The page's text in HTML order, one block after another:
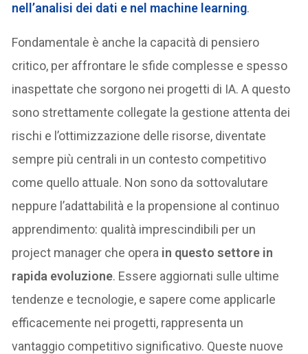
nell’analisi dei dati e nel machine learning.
Fondamentale è anche la capacità di pensiero
critico, per affrontare le sfide complesse e spesso
inaspettate che sorgono nei progetti di IA. A questo
sono strettamente collegate la gestione attenta dei
rischi e l’ottimizzazione delle risorse, diventate
sempre più centrali in un contesto competitivo
come quello attuale. Non sono da sottovalutare
neppure l’adattabilità e la propensione al continuo
apprendimento: qualità imprescindibili per un
project manager che opera in questo settore in
rapida evoluzione. Essere aggiornati sulle ultime
tendenze e tecnologie, e sapere come applicarle
efficacemente nei progetti, rappresenta un
vantaggio competitivo significativo. Queste nuove